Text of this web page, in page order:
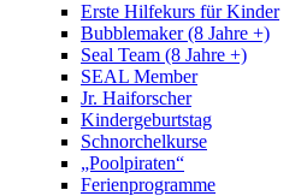
Erste Hilfekurs für Kinder
Bubblemaker (8 Jahre +)
Seal Team (8 Jahre +)
SEAL Member
Jr. Haiforscher
Kindergeburtstag
Schnorchelkurse
„Poolpiraten“
Ferienprogramme